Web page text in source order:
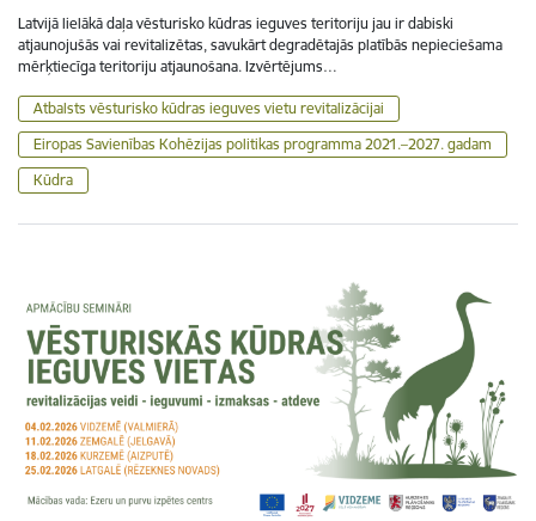
Latvijā lielākā daļa vēsturisko kūdras ieguves teritoriju jau ir dabiski
atjaunojušās vai revitalizētas, savukārt degradētajās platībās nepieciešama
mērķtiecīga teritoriju atjaunošana. Izvērtējums…
Atbalsts vēsturisko kūdras ieguves vietu revitalizācijai
Eiropas Savienības Kohēzijas politikas programma 2021.–2027. gadam
Kūdra